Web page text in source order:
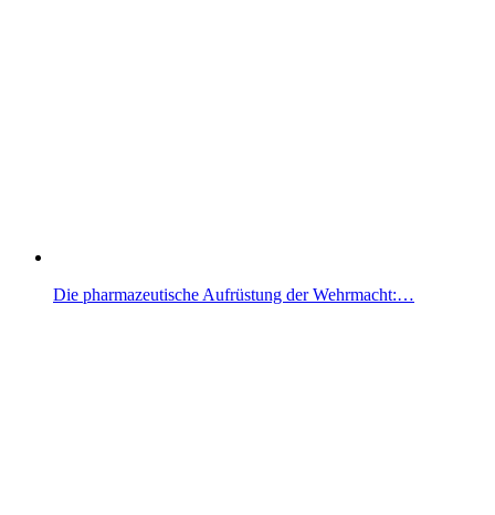
Die pharmazeutische Aufrüstung der Wehrmacht:…